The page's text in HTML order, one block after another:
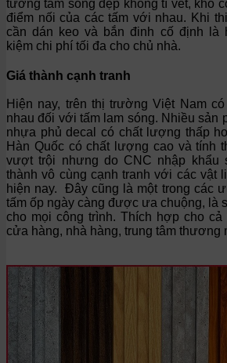
tường tam sóng đẹp không tì vết, khó
điểm nối của các tấm với nhau. Khi
cần dán keo và bắn đinh cố định là
kiệm chi phí tối đa cho chủ nhà.
Giá thành cạnh tranh
Hiện nay, trên thị trường Việt Nam
nhau đối với tấm lam sóng. Nhiều sản
nhựa phủ decal có chất lượng thấp
Hàn Quốc có chất lượng cao và tính
vượt trội nhưng do CNC nhập
thành vô cùng cạnh tranh với các vật
hiện nay. Đây cũng là một trong các
tấm ốp ngày càng được ưa chuộng, là
cho mọi công trình. Thích hợp cho
cửa hàng, nhà hàng, trung tâm thương